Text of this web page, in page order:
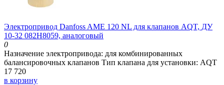
Электропривод Danfoss AME 120 NL для клапанов AQT, ДУ
10-32 082H8059, аналоговый
0
Назначение электропривода: для комбинированных
балансировочных клапанов Тип клапана для установки: AQT
17 720
в корзину